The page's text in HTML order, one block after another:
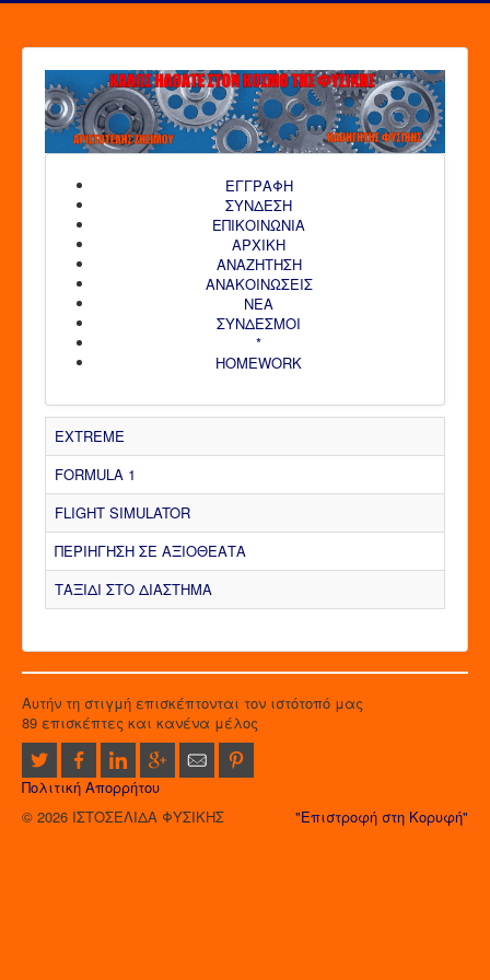
ΕΓΓΡΑΦΗ
ΣΥΝΔΕΣΗ
ΕΠΙΚΟΙΝΩΝΙΑ
ΑΡΧΙΚΗ
AΝΑΖΗΤΗΣΗ
ΑΝΑΚΟΙΝΩΣΕΙΣ
ΝΕΑ
ΣΥΝΔΕΣΜΟΙ
*
HOMEWORK
EXTREME
FORMULA 1
FLIGHT SIMULATOR
ΠΕΡΙΗΓΗΣΗ ΣΕ ΑΞΙΟΘΕΑΤΑ
ΤΑΞΙΔΙ ΣΤΟ ΔΙΑΣΤΗΜΑ
Αυτήν τη στιγμή επισκέπτονται τον ιστότοπό μας
89 επισκέπτες και κανένα μέλος
Πολιτική Απορρήτου
"Επιστροφή στη Κορυφή"
© 2026 ΙΣΤΟΣΕΛΙΔΑ ΦΥΣΙΚΗΣ